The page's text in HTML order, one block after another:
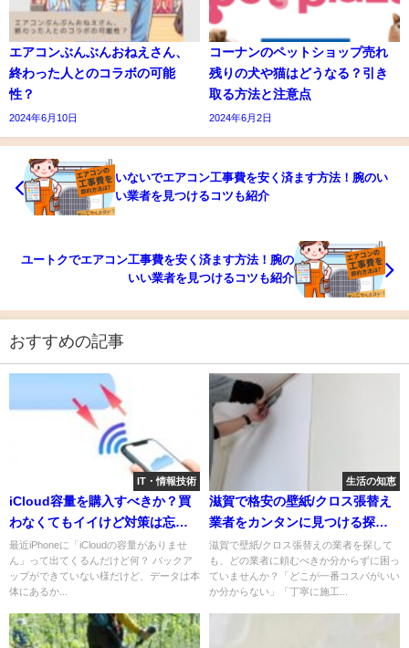
エアコンぶんぶんおねえさん、
終わった人とのコラボの可能
性？
2024年6月10日
コーナンのペットショップ売れ
残りの犬や猫はどうなる？引き
取る方法と注意点
2024年6月2日
いないでエアコン工事費を安く済ます方法！腕のい
い業者を見つけるコツも紹介
ユートクでエアコン工事費を安く済ます方法！腕の
いい業者を見つけるコツも紹介
おすすめの記事
IT・情報技術
iCloud容量を購入すべきか？買
わなくてもイイけど対策は忘れ
ずに！
最近iPhoneに「iCloudの容量がありませ
ん」って出てくるんだけど何？ バックア
ップができていない様だけど、データは本
体にあるか...
生活の知恵
滋賀で格安の壁紙/クロス張替え
業者をカンタンに見つける探し
方
滋賀で壁紙/クロス張替えの業者を探して
も、どの業者に頼むべきか分からずに困っ
ていませんか？「どこが一番コスパがいい
か分からない」「丁寧に施工...